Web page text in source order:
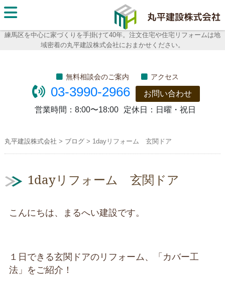
練馬区を中心に家づくりを手掛けて40年。注文住宅や住宅リフォームは地
域密着の丸平建設株式会社におまかせください。
丸平建
設株式
無料相談会のご案内 アクセス
03-3990-2966
お問い合わせ
営業時間： 8:00〜18:00 定休日： 日曜・祝日
丸平建設株式会社 > ブログ> 1dayリフォーム 玄関ドア
1dayリフォーム 玄関ドア
こんにちは、まるへい建設です。
１日できる玄関ドアのリフォーム、「カバー工
法」をご紹介！